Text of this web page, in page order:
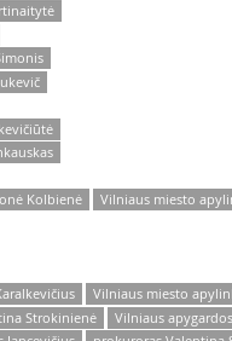
Kolbienė
Vilniaus miesto
Vilniaus miesto
Strokinienė
Vilniaus